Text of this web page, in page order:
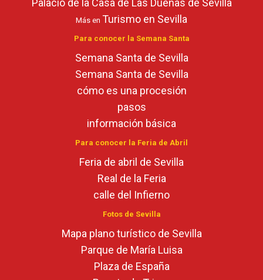
Palacio de la Casa de Las Dueñas de Sevilla
Más en Turismo en Sevilla
Para conocer la Semana Santa
Semana Santa de Sevilla
Semana Santa de Sevilla
cómo es una procesión
pasos
información básica
Para conocer la Feria de Abril
Feria de abril de Sevilla
Real de la Feria
calle del Infierno
Fotos de Sevilla
Mapa plano turístico de Sevilla
Parque de María Luisa
Plaza de España